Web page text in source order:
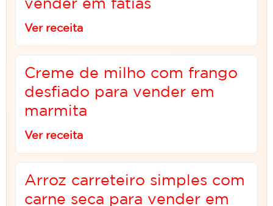
Ver receita
Creme de milho com frango
desfiado para vender em
marmita
Ver receita
Arroz carreteiro simples com
carne seca para vender em